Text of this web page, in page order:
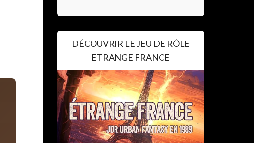
DÉCOUVRIR LE JEU DE RÔLE
ETRANGE FRANCE